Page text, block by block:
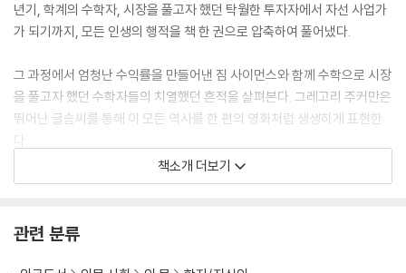
년기, 학계의 수학자, 시장을 풀고자 했던 탁월한 투자자에서 자선 사업가
가 되기까지, 모든 인생의 행적을 책 한 권으로 압축하여 풀어냈다.
그 과정에서 엄청난 수익률을 만들어낸 짐 사이먼스와 함께 수학으로 시장
을 풀고자 했던 수학자들의 치열했던 흔적을 살펴본다. 그레고리 주커만은
뛰어난 글솜씨를 통해 이 모든 역사를 한 편의 영화처럼 생생하게 표현한
다.
이 책은 30년간 연평균 66%라는 엄청난 수익률을 보여준 짐 사이먼스와
의 기록이라 할 수 있다. 한 위대한 수학가가 퀀트 투자를 통해 투자의 판도
책소개 더보기
관련 분류